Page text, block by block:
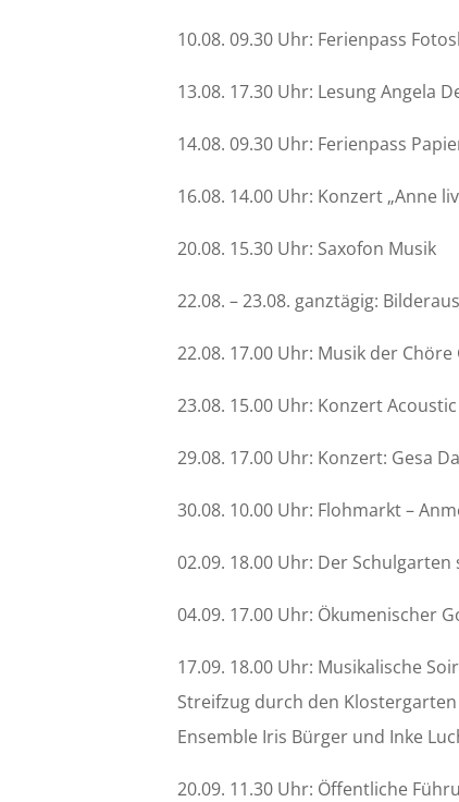
10.08. 09.30 Uhr: Ferienpass
13.08. 17.30 Uhr: Lesung Angela
14.08. 09.30 Uhr: Ferienpass
16.08. 14.00 Uhr: Konzert „Anne
20.08. 15.30 Uhr: Saxofon Musik
22.08. – 23.08. ganztägig:
22.08. 17.00 Uhr: Musik der
23.08. 15.00 Uhr: Konzert
29.08. 17.00 Uhr: Konzert: Gesa
30.08. 10.00 Uhr: Flohmarkt –
02.09. 18.00 Uhr: Der Schulgarten
04.09. 17.00 Uhr: Ökumenischer
17.09. 18.00 Uhr: Musikalische
Streifzug durch den
Ensemble Iris Bürger und Inke
20.09. 11.30 Uhr: Öffentliche